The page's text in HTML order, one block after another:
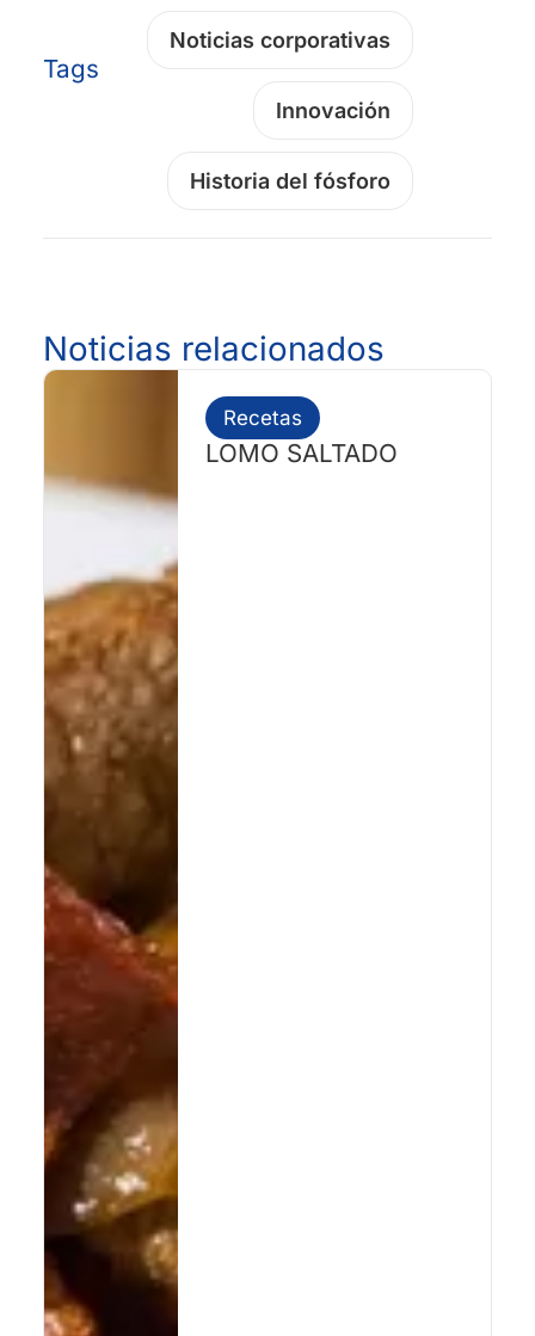
Tags
Noticias corporativas
Innovación
Historia del fósforo
Noticias relacionados
Recetas
LOMO SALTADO